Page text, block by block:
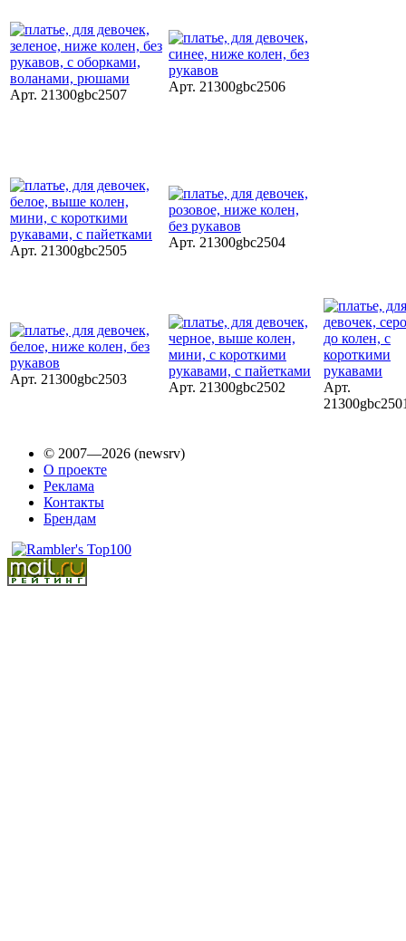
Арт. 21300gbc2507
Арт. 21300gbc2506
Арт. 21300gbc2505
Арт. 21300gbc2504
Арт. 21300gbc2503
Арт. 21300gbc2502
Арт.
© 2007—2026 (newsrv)
О проекте
Реклама
Контакты
Брендам